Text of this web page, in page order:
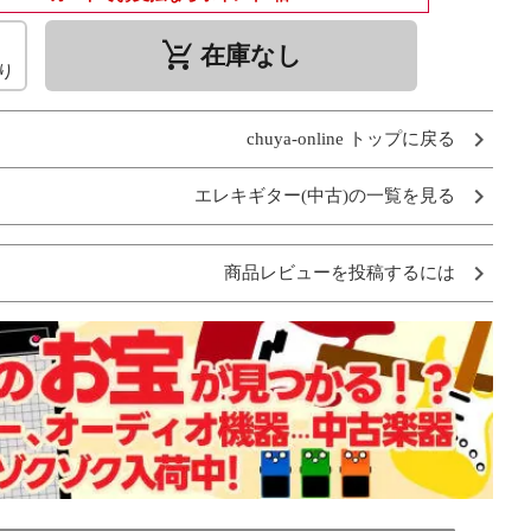
remove_shopping_cart 在庫なし
chuya-online トップに戻る
エレキギター(中古)の一覧を見る
商品レビューを投稿するには